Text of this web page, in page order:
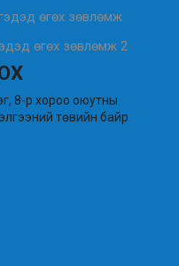
өгөх зөвлөмж
өгөх зөвлөмж 2
8-р хороо оюутны
төвийн байр